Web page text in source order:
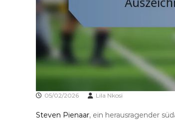
05/02/2026 Lila Nkosi
Steven Pienaar, ein herausragender